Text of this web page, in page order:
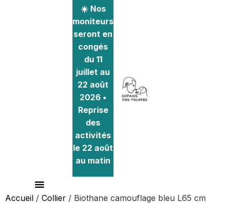
☀️ Nos
moniteurs
seront en
congés
du 11
juillet au
22 août
2026 •
Reprise
des
activités
le 22 août
au matin
Accueil / Collier / Biothane camouflage bleu L65 cm